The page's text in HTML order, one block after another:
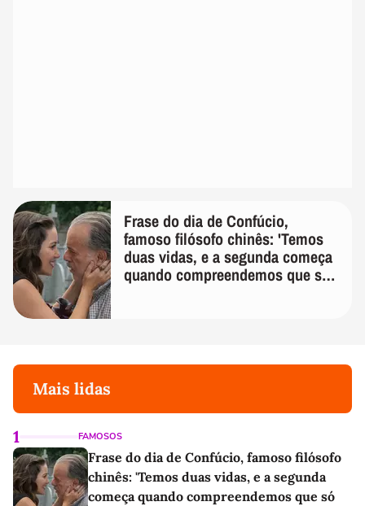
Frase do dia de Confúcio,
famoso filósofo chinês: 'Temos
duas vidas, e a segunda começa
quando compreendemos que só
Mais lidas
1 FAMOSOS
Frase do dia de Confúcio, famoso filósofo
chinês: 'Temos duas vidas, e a segunda
começa quando compreendemos que só